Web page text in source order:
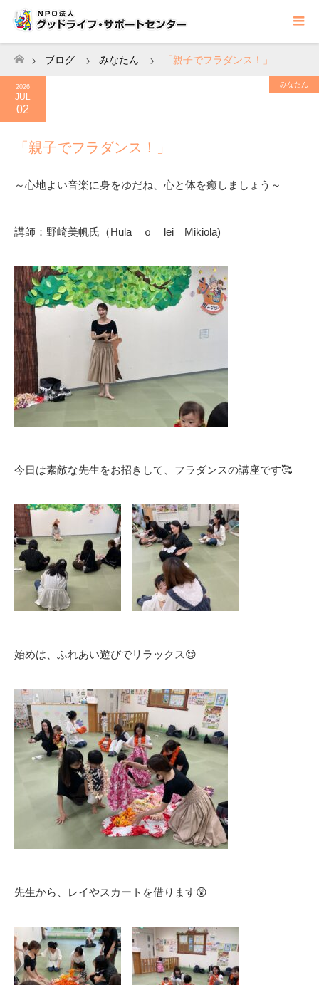
ホーム
ブログ みなたん 「親子でフラダンス！」
2026
JUL
02
みなたん
「親子でフラダンス！」
～心地よい音楽に身をゆだね、心と体を癒しましょう～
講師：野崎美帆氏（Hula ｏ lei Mikiola)
今日は素敵な先生をお招きして、フラダンスの講座です🥰
始めは、ふれあい遊びでリラックス😌
先生から、レイやスカートを借ります😲